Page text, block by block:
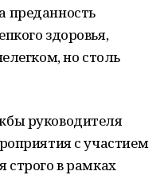
преданность
здоровья,
но столь
руководителя
с участием
строго в рамках